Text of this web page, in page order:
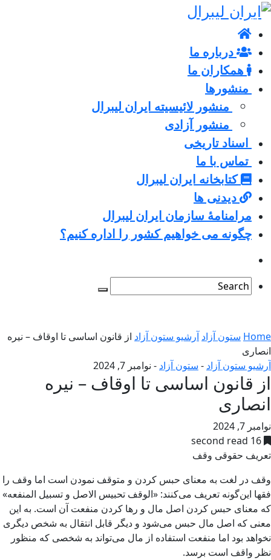
درباره ما
همکاران ما
منشورها
منشور لائیسیته ایران لیبرال
منشور آزادی
اسناد تاریخی
تماس با ما
کتابخانه ایران لیبرال
دیدنی ها
مرامنامۀ سازمان ایران لیبرال
چگونه می خواهیم کشور را اداره کنیم؟
Home ستون آزاد آرشیو ستون آزاد از قانون اساسی تا اوقاف – نیره
انصاری
آرشیو ستون آزاد - ستون آزاد - نوامبر 7, 2024
از قانون اساسی تا اوقاف – نیره
انصاری
نوامبر 7, 2024
16 second read
تعریف حقوقی وقف
وقف در لغت به معنای حبس کردن و متوقف نمودن است اما وقف را
فقها این‌گونه تعریف می‌کنند: «الوقف تحبیس الاصل‌ و تسبیل‌ المنفعه»
که معنای حبس کردن اصل مال و رها کردن منفعت آن است. به این
معنی که اصل مال حبس می‌شود و دیگر قابل انتقال به شخص دیگری
نخواهد بود اما منفعت استفاده از مال می‌تواند به شخصی که منظور
نظر واقف است برسد.